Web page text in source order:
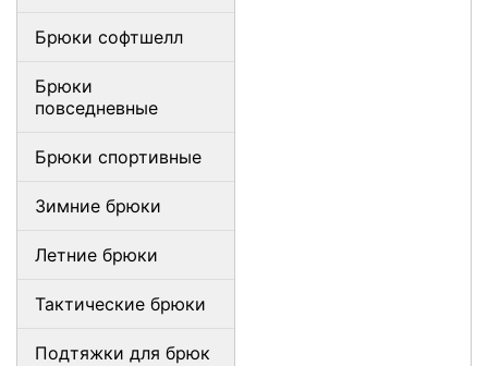
Брюки софтшелл
Брюки
повседневные
Брюки спортивные
Зимние брюки
Летние брюки
Тактические брюки
Подтяжки для брюк